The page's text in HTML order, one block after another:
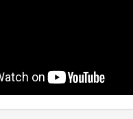
النخلة التي لم تنحن سيرة